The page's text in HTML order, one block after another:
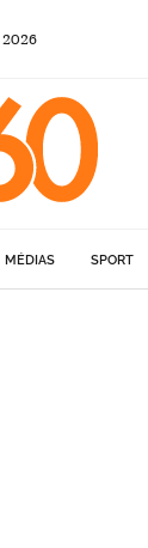
2026
MÉDIAS SPORT